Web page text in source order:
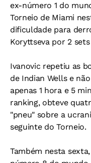
ex-número 1 do
Torneio de Miami
dificuldade para
Koryttseva por 2
Ivanovic repetiu as
de Indian Wells e
apenas 1 hora e 5
ranking, obteve
"pneu" sobre a
seguinte do Torneio.
Também nesta